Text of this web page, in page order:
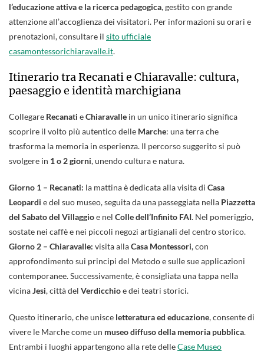
l’educazione attiva e la ricerca pedagogica, gestito con grande
attenzione all’accoglienza dei visitatori. Per informazioni su orari e
prenotazioni, consultare il sito ufficiale
casamontessorichiaravalle.it.
Itinerario tra Recanati e Chiaravalle: cultura,
paesaggio e identità marchigiana
Collegare Recanati eChiaravalle in un unico itinerario significa
scoprire il volto più autentico delle Marche: una terra che
trasforma la memoria in esperienza. Il percorso suggerito si può
svolgere in 1 o 2 giorni, unendo cultura e natura.
Giorno 1 – Recanati: la mattina è dedicata alla visita di Casa
Leopardi e del suo museo, seguita da una passeggiata nella Piazzetta
del Sabato del Villaggioe nel Colle dell’Infinito FAI. Nel pomeriggio,
sostate nei caffè e nei piccoli negozi artigianali del centro storico.
Giorno 2 – Chiaravalle: visita allaCasa Montessori, con
approfondimento sui principi del Metodo e sulle sue applicazioni
contemporanee. Successivamente, è consigliata una tappa nella
vicinaJesi, città del Verdicchioe dei teatri storici.
Questo itinerario, che unisce letteratura ed educazione, consente di
vivere le Marche come un museo diffuso della memoria pubblica.
Entrambi i luoghi appartengono alla rete delleCase Museo